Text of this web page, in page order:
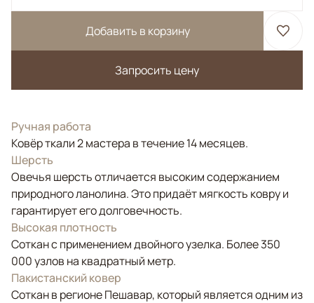
Добавить в корзину
Запросить цену
Ручная работа
Ковёр ткали 2 мастера в течение 14 месяцев.
Шерсть
Овечья шерсть отличается высоким содержанием
природного ланолина. Это придаёт мягкость ковру и
гарантирует его долговечность.
Высокая плотность
Соткан с применением двойного узелка. Более 350
000 узлов на квадратный метр.
Пакистанский ковер
Соткан в регионе Пешавар, который является одним из